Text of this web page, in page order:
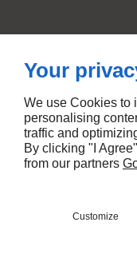
Your
We use Cookies to
personalising
traffic and
By clicking "I
from our partners
Customize